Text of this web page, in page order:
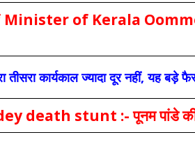
of Kerala Oommen
कार्यकाल ज्यादा दूर नहीं, यह
death stunt :- पूनम पांडे की